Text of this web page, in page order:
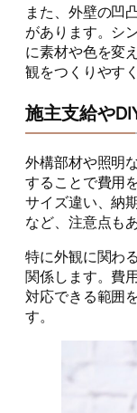
また、外壁の凹
があります。シ
に素材や色を変
観をつくりやす
施主支給や
外構部材や照明
することで費用
サイズ違い、納
など、注意点も
特に外観に関わ
関係します。費
対応できる範囲
す。